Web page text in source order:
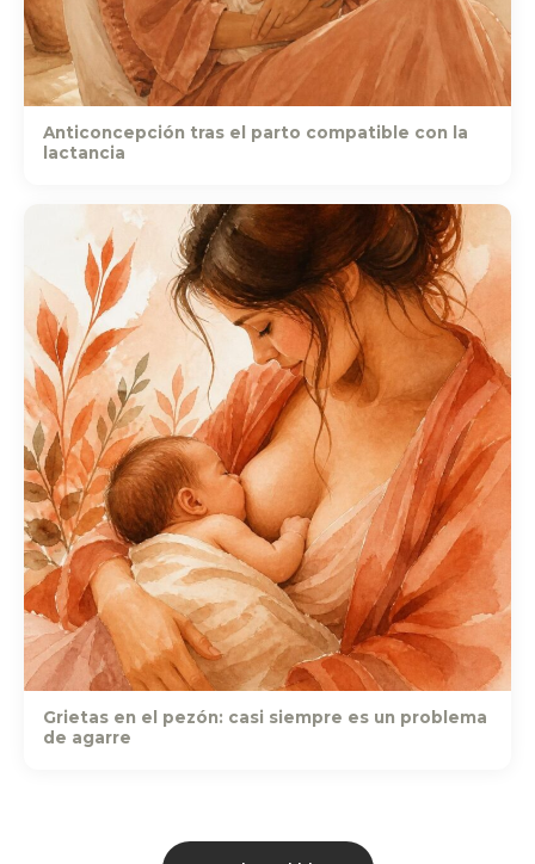
Anticoncepción tras el parto compatible con la
lactancia
Grietas en el pezón: casi siempre es un problema
de agarre